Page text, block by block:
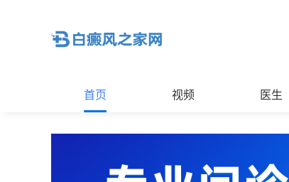
首页 视频 医生